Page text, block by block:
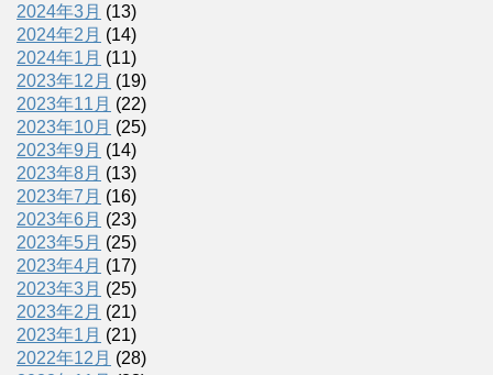
2024年3月 (13)
2024年2月 (14)
2024年1月 (11)
2023年12月 (19)
2023年11月 (22)
2023年10月 (25)
2023年9月 (14)
2023年8月 (13)
2023年7月 (16)
2023年6月 (23)
2023年5月 (25)
2023年4月 (17)
2023年3月 (25)
2023年2月 (21)
2023年1月 (21)
2022年12月 (28)